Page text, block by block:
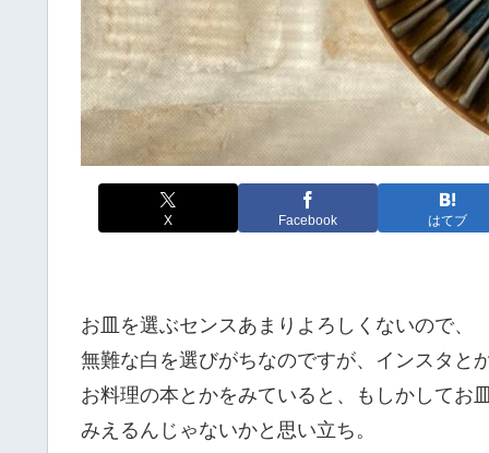
X Facebook はてブ
お皿を選ぶセンスあまりよろしくないので、
無難な白を選びがちなのですが、インスタと
お料理の本とかをみていると、もしかしてお
みえるんじゃないかと思い立ち。